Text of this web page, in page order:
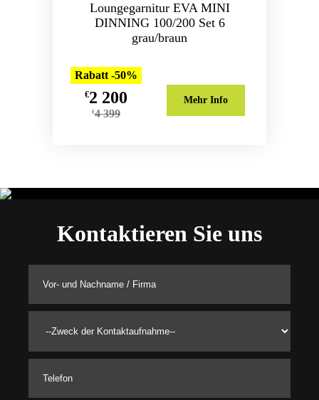
Loungegarnitur EVA MINI
DINNING 100/200 Set 6
grau/braun
Rabatt -50%
€2 200
€4 399
Mehr Info
Kontaktieren Sie uns